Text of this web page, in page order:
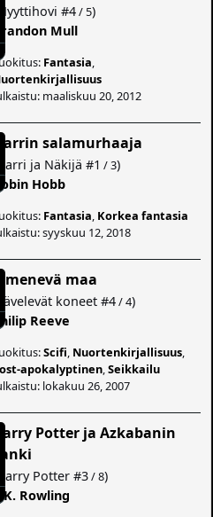
Myyttihovi #4/ 5)
Brandon Mull
Fantasia
maaliskuu 20, 2012
Narrin salamurhaaja
Narri ja Näkijä #1 / 3)
Robin Hobb
Fantasia Korkea fantasia
syyskuu 12, 2018
Pimenevä maa
Kävelevät koneet #4/ 4)
Philip Reeve
Scifi Nuortenkirjallisuus
apokalyptinen ,Seikkailu
lokakuu 26, 2007
Harry Potter ja Azkabanin
vanki
Harry Potter #3/ 8)
J. K. Rowling